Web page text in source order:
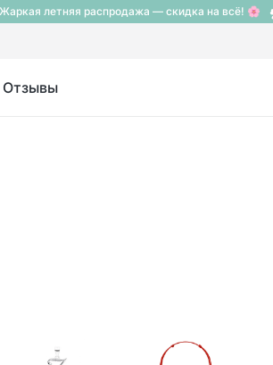
летняя распродажа — скидка на всё! 🌸
Отзывы